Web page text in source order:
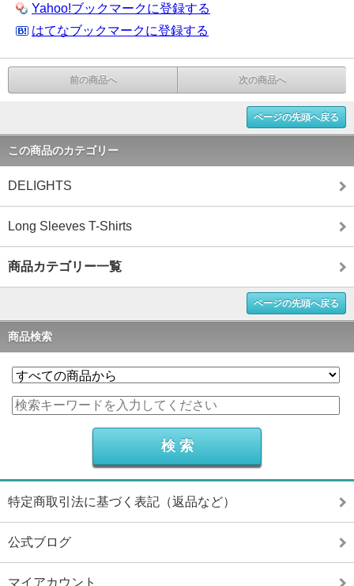
Yahoo!ブックマークに登録する
はてなブックマークに登録する
前の商品へ 次の商品へ
ページの先頭へ戻る
この商品のカテゴリー
DELIGHTS
Long Sleeves T-Shirts
商品カテゴリー一覧
ページの先頭へ戻る
商品検索
特定商取引法に基づく表記（返品など）
公式ブログ
マイアカウント